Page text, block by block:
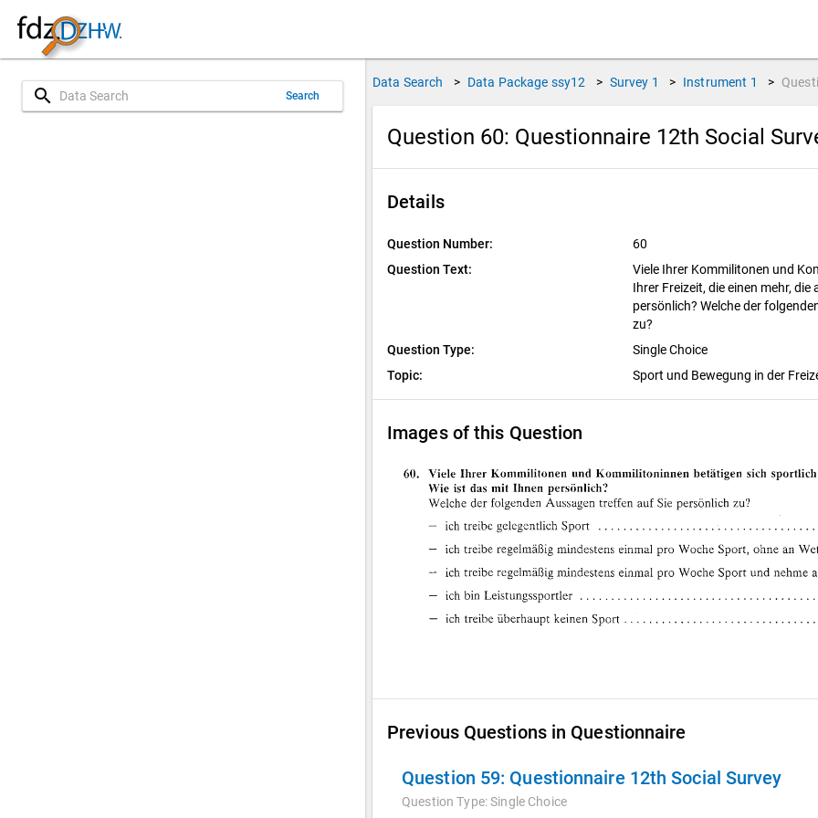
search Search
Data Search > Data Package ssy12 > Survey 1 > Instrument 1 >
Question 60: Questionnaire 12th Social
Details
Question Number:
60
Question Text:
Viele Ihrer Kommilitonen und
Ihrer Freizeit, die einen mehr,
persönlich? Welche der
zu?
Question Type:
Single Choice
Topic:
Sport und Bewegung in der
Images of this Question
Previous Questions in Questionnaire
Question 59: Questionnaire 12th Social Survey
Question Type:Single Choice